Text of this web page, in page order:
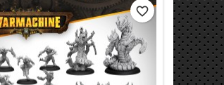
favorite_border